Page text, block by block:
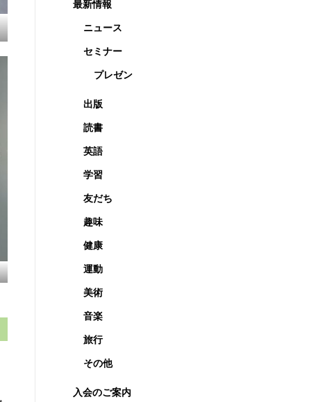
最新情報
ニュース
セミナー
プレゼン
出版
読書
英語
学習
友だち
趣味
健康
運動
美術
音楽
旅行
その他
入会のご案内